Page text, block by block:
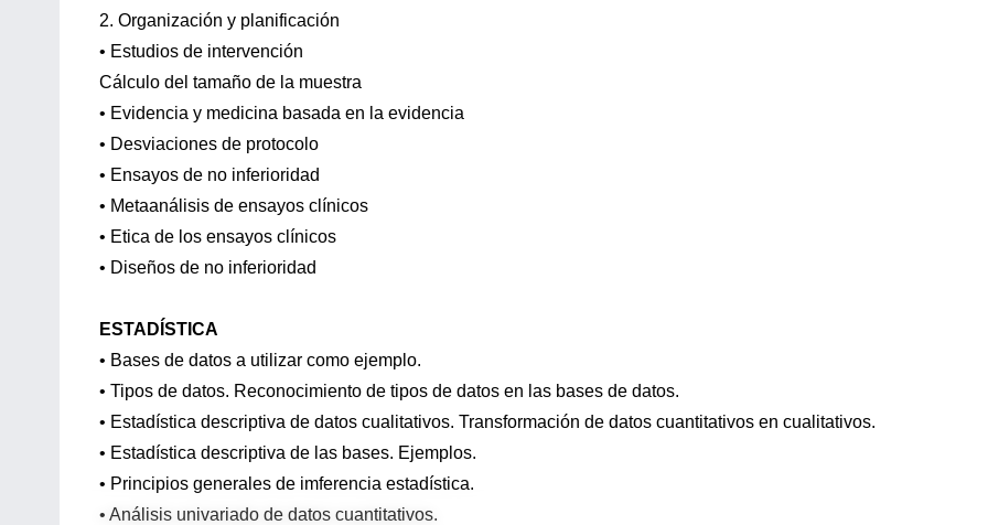
2. Organización y planificación
• Estudios de intervención
Cálculo del tamaño de la muestra
• Evidencia y medicina basada en la evidencia
• Desviaciones de protocolo
• Ensayos de no inferioridad
• Metaanálisis de ensayos clínicos
• Etica de los ensayos clínicos
• Diseños de no inferioridad
ESTADÍSTICA
• Bases de datos a utilizar como ejemplo.
• Tipos de datos. Reconocimiento de tipos de datos en las bases de datos.
• Estadística descriptiva de datos cualitativos. Transformación de datos cuantitativos en cualitativos.
• Estadística descriptiva de las bases. Ejemplos.
• Principios generales de imferencia estadística.
• Análisis univariado de datos cuantitativos.